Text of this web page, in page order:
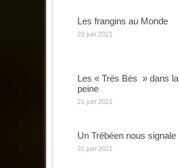
Les frangins au Monde
23 juin 2021
Les « Très Bès » dans la
peine
21 juin 2021
Un Trébéen nous signale
21 juin 2021